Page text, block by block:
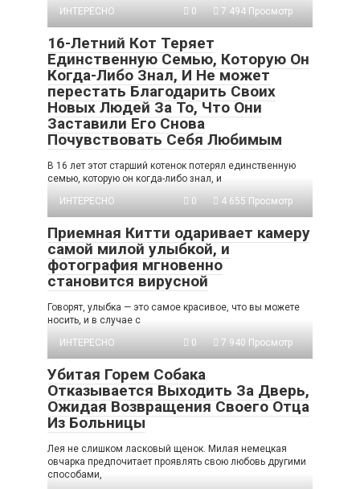
ИНТЕРЕСНО
0 7 494 Просмотр
16-Летний Кот Теряет
Единственную Семью, Которую Он
Когда-Либо Знал, И Не может
перестать Благодарить Своих
Новых Людей За То, Что Они
Заставили Его Снова
Почувствовать Себя Любимым
В 16 лет этот старший котенок потерял единственную
семью, которую он когда-либо знал, и
ИНТЕРЕСНО
0 4 655 Просмотр
Приемная Китти одаривает камеру
самой милой улыбкой, и
фотография мгновенно
становится вирусной
Говорят, улыбка — это самое красивое, что вы можете
носить, и в случае с
ИНТЕРЕСНО
0 7 940 Просмотр
Убитая Горем Собака
Отказывается Выходить За Дверь,
Ожидая Возвращения Своего Отца
Из Больницы
Лея не слишком ласковый щенок. Милая немецкая
овчарка предпочитает проявлять свою любовь другими
способами,